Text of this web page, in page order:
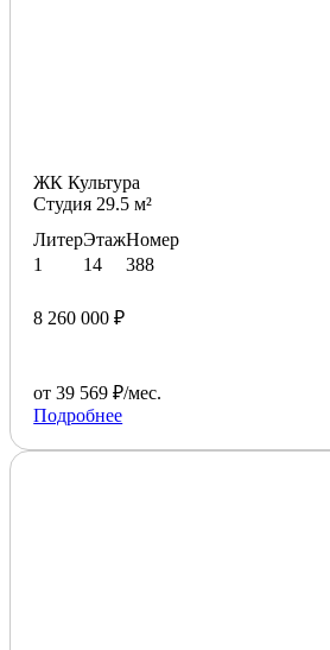
ЖК Культура
Студия 29.5 м²
Литер
1
Этаж
14
Номер
388
8 260 000 ₽
от 39 569 ₽/мес.
Подробнее